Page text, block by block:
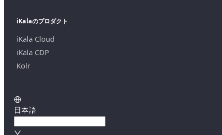
iKalaのプロダクト
iKala Cloud
iKala CDP
Kolr
日本語